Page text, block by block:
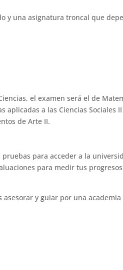
y una asignatura troncal que
el examen será el de
a las Ciencias Sociales
de Arte II.
para acceder a la
para medir tus
y guiar por una academia